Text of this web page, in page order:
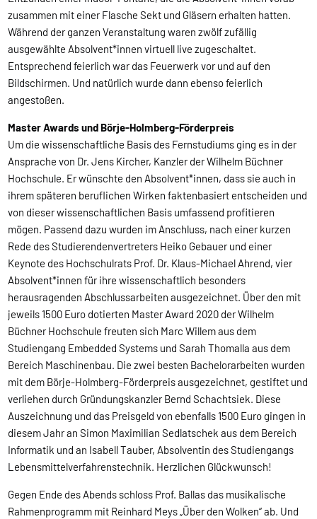
zusammen mit einer Flasche Sekt und Gläsern erhalten hatten.
Während der ganzen Veranstaltung waren zwölf zufällig
ausgewählte Absolvent*innen virtuell live zugeschaltet.
Entsprechend feierlich war das Feuerwerk vor und auf den
Bildschirmen. Und natürlich wurde dann ebenso feierlich
angestoßen.
Master Awards und Börje-Holmberg-Förderpreis
Um die wissenschaftliche Basis des Fernstudiums ging es in der
Ansprache von Dr. Jens Kircher, Kanzler der Wilhelm Büchner
Hochschule. Er wünschte den Absolvent*innen, dass sie auch in
ihrem späteren beruflichen Wirken faktenbasiert entscheiden und
von dieser wissenschaftlichen Basis umfassend profitieren
mögen. Passend dazu wurden im Anschluss, nach einer kurzen
Rede des Studierendenvertreters Heiko Gebauer und einer
Keynote des Hochschulrats Prof. Dr. Klaus-Michael Ahrend, vier
Absolvent*innen für ihre wissenschaftlich besonders
herausragenden Abschlussarbeiten ausgezeichnet. Über den mit
jeweils 1500 Euro dotierten Master Award 2020 der Wilhelm
Büchner Hochschule freuten sich Marc Willem aus dem
Studiengang Embedded Systems und Sarah Thomalla aus dem
Bereich Maschinenbau. Die zwei besten Bachelorarbeiten wurden
mit dem Börje-Holmberg-Förderpreis ausgezeichnet, gestiftet und
verliehen durch Gründungskanzler Bernd Schachtsiek. Diese
Auszeichnung und das Preisgeld von ebenfalls 1500 Euro gingen in
diesem Jahr an Simon Maximilian Sedlatschek aus dem Bereich
Informatik und an Isabell Tauber, Absolventin des Studiengangs
Lebensmittelverfahrenstechnik. Herzlichen Glückwunsch!
Gegen Ende des Abends schloss Prof. Ballas das musikalische
Rahmenprogramm mit Reinhard Meys „Über den Wolken“ ab. Und